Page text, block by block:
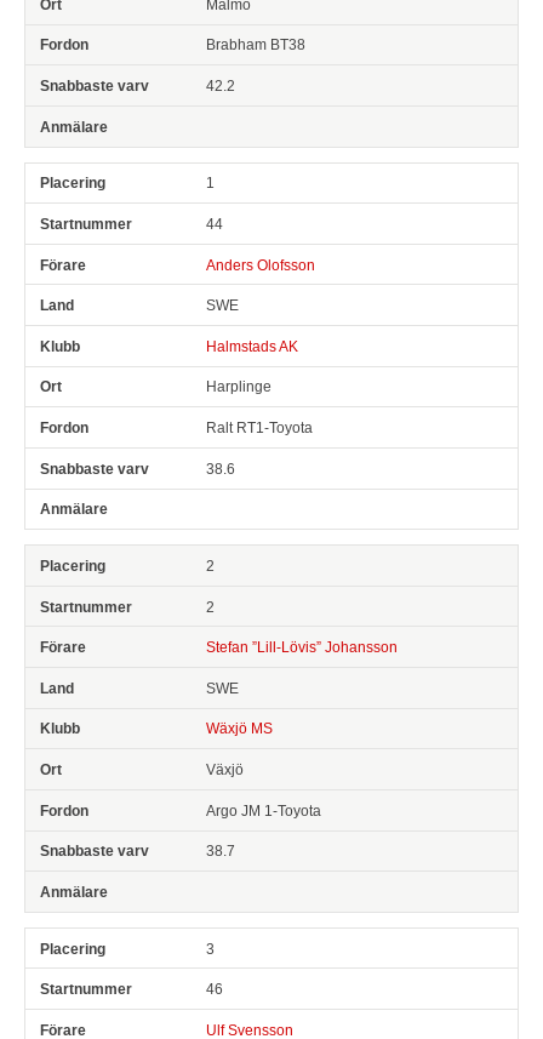
Malmö
Brabham BT38
42.2
1
44
Anders Olofsson
SWE
Halmstads AK
Harplinge
Ralt RT1-Toyota
38.6
2
2
Stefan ”Lill-Lövis” Johansson
SWE
Wäxjö MS
Växjö
Argo JM 1-Toyota
38.7
3
46
Ulf Svensson